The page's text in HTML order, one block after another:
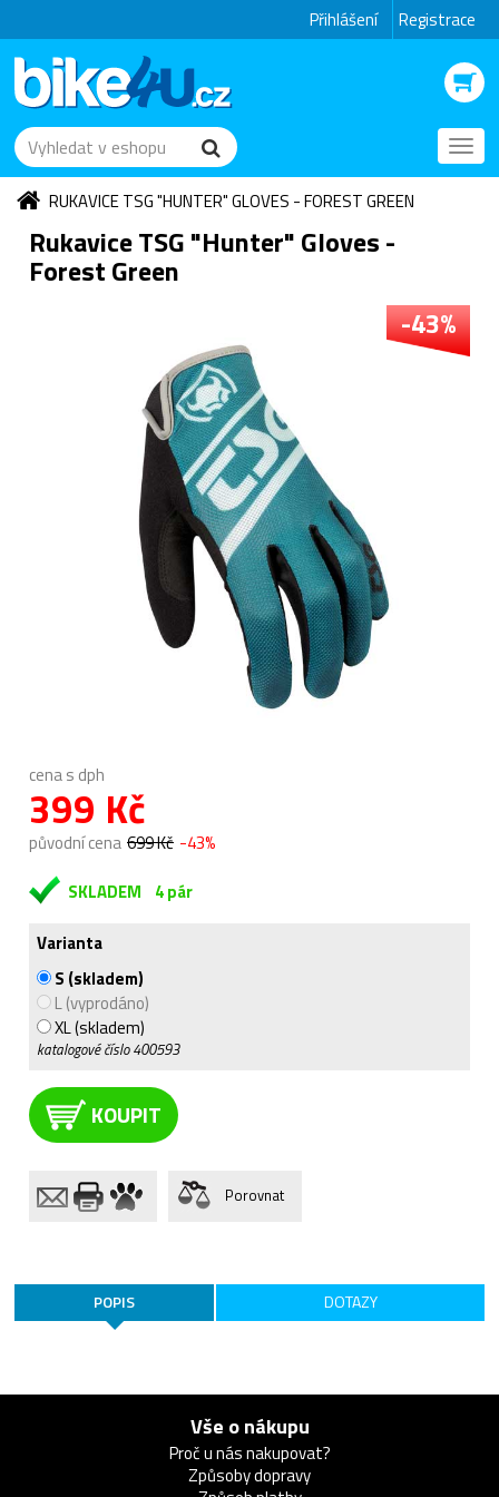
Přihlášení Registrace
RUKAVICE TSG "HUNTER" GLOVES - FOREST GREEN
Rukavice TSG "Hunter" Gloves -
Forest Green
-43%
cena s dph
399 Kč
původní cena 699 Kč -43%
SKLADEM 4 pár
Varianta
S (skladem)
L (vyprodáno)
XL (skladem)
katalogové číslo400593
KOUPIT
Porovnat
POPIS DOTAZY
Vše o nákupu
Proč u nás nakupovat?
Způsoby dopravy